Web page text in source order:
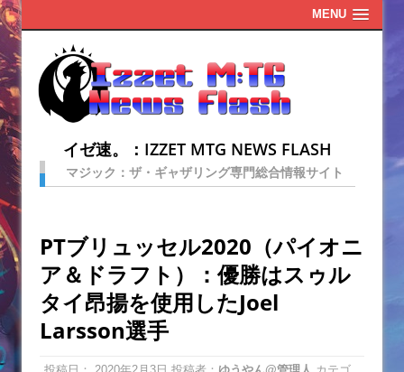
MENU
イゼ速。：IZZET MTG NEWS FLASH
マジック：ザ・ギャザリング専門総合情報サイト
PTブリュッセル2020（パイオニ
ア＆ドラフト）：優勝はスゥル
タイ昂揚を使用したJoel
Larsson選手
投稿日： 2020年2月3日 投稿者： ゆうやん@管理人 カテゴ